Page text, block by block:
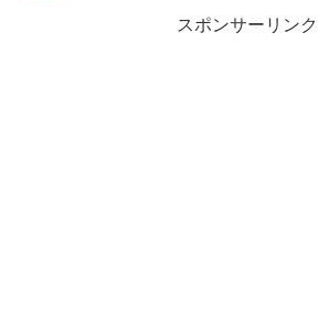
スポンサーリンク